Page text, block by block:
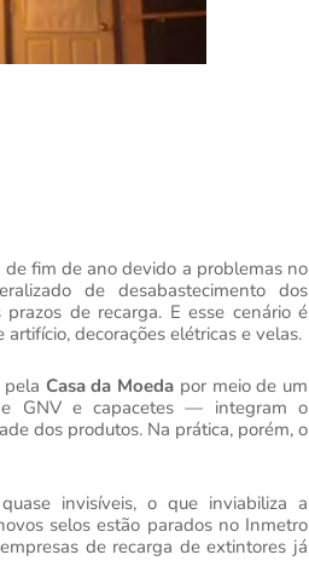
de fim de ano devido a problemas no
de desabastecimento dos
de recarga. E esse cenário é
decorações elétricas e velas.
Casa da Moeda por meio de um
GNV e capacetes — integram o
dos produtos. Na prática, porém, o
invisíveis, o que inviabiliza a
selos estão parados no Inmetro
de recarga de extintores já